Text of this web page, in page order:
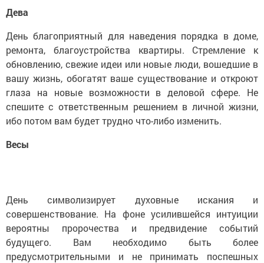
Дева
День благоприятный для наведения порядка в доме,
ремонта, благоустройства квартиры. Стремление к
обновлению, свежие идеи или новые люди, вошедшие в
вашу жизнь, обогатят ваше существование и откроют
глаза на новые возможности в деловой сфере. Не
спешите с ответственным решением в личной жизни,
ибо потом вам будет трудно что-либо изменить.
Весы
День символизирует духовные искания и
совершенствование. На фоне усилившейся интуиции
вероятны пророчества и предвидение событий
будущего. Вам необходимо быть более
предусмотрительными и не принимать поспешных